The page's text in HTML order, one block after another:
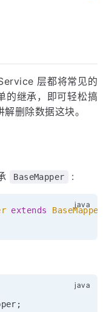
层都将常见的
的继承，即可轻松搞
删除数据这块。
BaseMapper :
extends BaseMapper
;